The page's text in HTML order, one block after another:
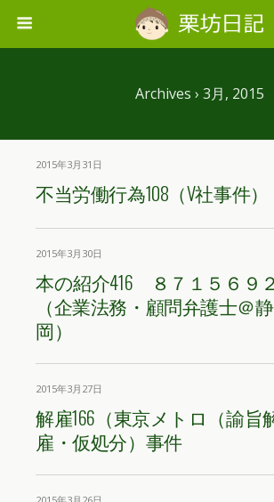
Archives › 3月, 2015
2015年3月31日
不当労働行為108（V社事件）
2015年3月30日
本の紹介416 ８７１５６９２
（企業法務・顧問弁護士＠静
岡）
2015年3月27日
解雇166（東京メトロ（諭旨
雇・仮処分）事件